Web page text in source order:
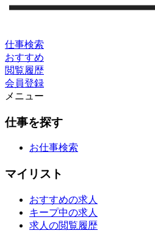
仕事検索
おすすめ
閲覧履歴
会員登録
メニュー
仕事を探す
お仕事検索
マイリスト
おすすめの求人
キープ中の求人
求人の閲覧履歴